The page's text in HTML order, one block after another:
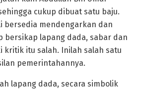
cukup dibuat satu baju.
bersedia mendengarkan dan
bersikap lapang dada, sabar dan
kritik itu salah. Inilah salah satu
pemerintahannya.
lapang dada, secara simbolik